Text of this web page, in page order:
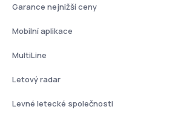
Garance nejnižší ceny
Mobilní aplikace
MultiLine
Letový radar
Levné letecké společnosti